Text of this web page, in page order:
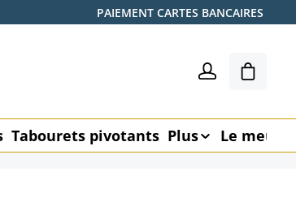
PAIEMENT CARTES BANCAIRES
Le
Tabourets pivotants Plus Le